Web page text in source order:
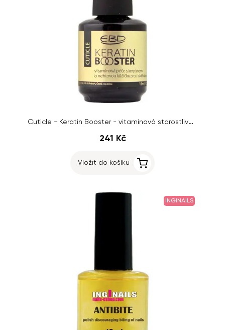
Cuticle - Keratin Booster - vitaminová starostlivost o nehtovou kůžičku, 15ml
241 Kč
Vložit do košíku
INGINAILS